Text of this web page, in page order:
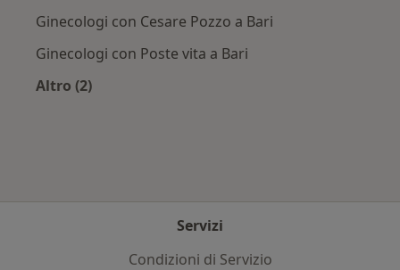
Ginecologi con Cesare Pozzo a Bari
Ginecologi con Poste vita a Bari
Altro (2)
Servizi
Condizioni di Servizio